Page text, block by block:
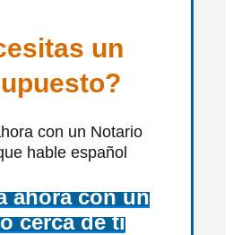
un
con un Notario
hable español
ahora con un
cerca de ti